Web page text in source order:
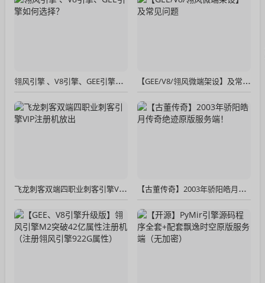
翎风引擎 、V8引擎、GEE引擎如何选择？ 【GEE/V8/翎风微端架设】及常见问题
飞龙刺客双端四职业刺客引擎VIP注册机放出 【古董传奇】2003年骄阳皓月传奇绝迹原版服务端！